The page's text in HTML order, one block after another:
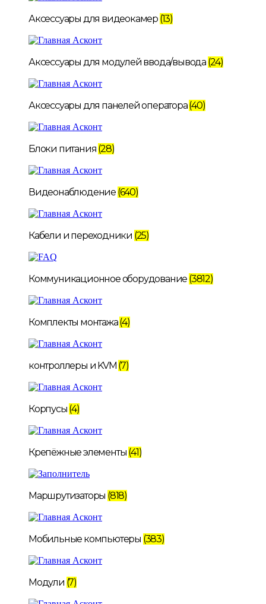
Аксессуары для видеокамер (13)
Аксессуары для модулей ввода/вывода (24)
Аксессуары для панелей оператора(40)
Блоки питания (28)
Видеонаблюдение (640)
Кабели и переходники (25)
Коммуникационное оборудование (3812)
Комплекты монтажа(4)
контроллеры и KVM (7)
Корпусы (4)
Крепёжные элементы (41)
Маршрутизаторы (818)
Мобильные компьютеры (383)
Модули (7)